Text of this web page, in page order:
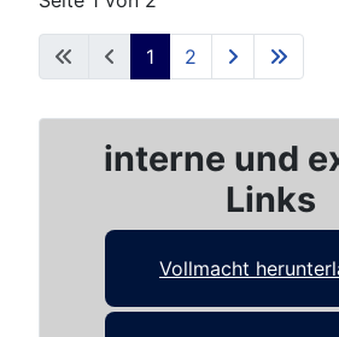
1 2
interne und
Links
Vollmacht